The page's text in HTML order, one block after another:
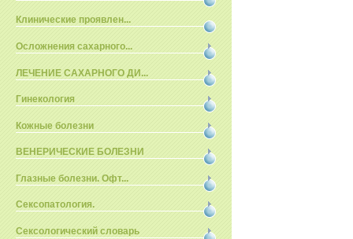
Клинические проявлен...
Осложнения сахарного...
ЛЕЧЕНИЕ САХАРНОГО ДИ...
Гинекология
Кожные болезни
ВЕНЕРИЧЕСКИЕ БОЛЕЗНИ
Глазные болезни. Офт...
Сексопатология.
Сексологический словарь